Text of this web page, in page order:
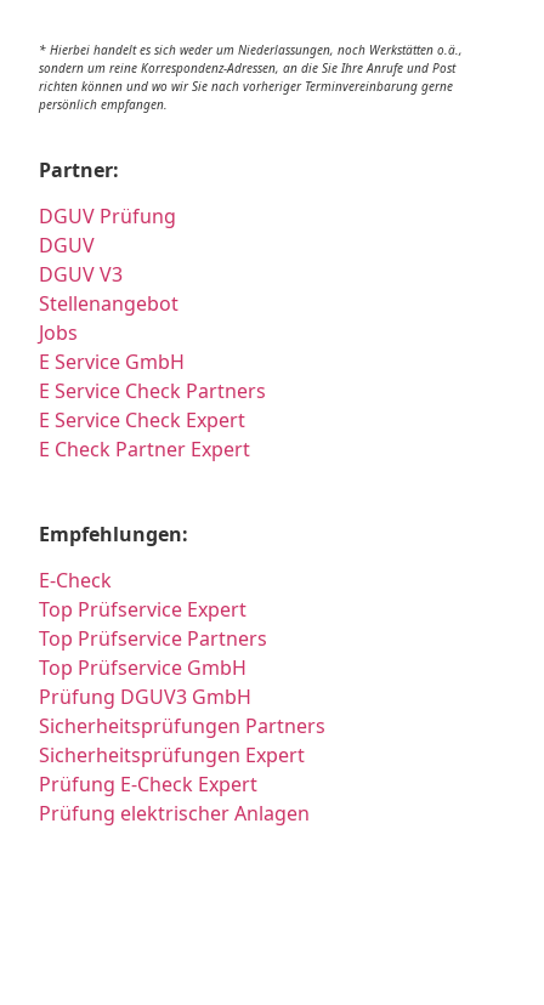
* Hierbei handelt es sich weder um Niederlassungen, noch Werkstätten o.ä.,
sondern um reine Korrespondenz-Adressen, an die Sie Ihre Anrufe und Post
richten können und wo wir Sie nach vorheriger Terminvereinbarung gerne
persönlich empfangen.
Partner:
DGUV Prüfung
DGUV
DGUV V3
Stellenangebot
Jobs
E Service GmbH
E Service Check Partners
E Service Check Expert
E Check Partner Expert
Empfehlungen:
E-Check
Top Prüfservice Expert
Top Prüfservice Partners
Top Prüfservice GmbH
Prüfung DGUV3 GmbH
Sicherheitsprüfungen Partners
Sicherheitsprüfungen Expert
Prüfung E-Check Expert
Prüfung elektrischer Anlagen